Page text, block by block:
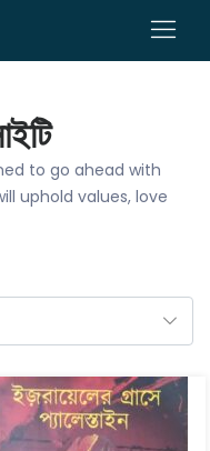
0
to go ahead with
uphold values, love